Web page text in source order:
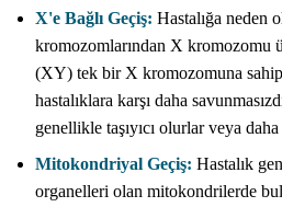
X'e Bağlı Geçiş: Hastalığa neden
kromozomlarından X kromozomu
(XY) tek bir X kromozomuna
hastalıklara karşı daha
genellikle taşıyıcı olurlar veya
Mitokondriyal Geçiş: Hastalık
organelleri olan mitokondrilerde